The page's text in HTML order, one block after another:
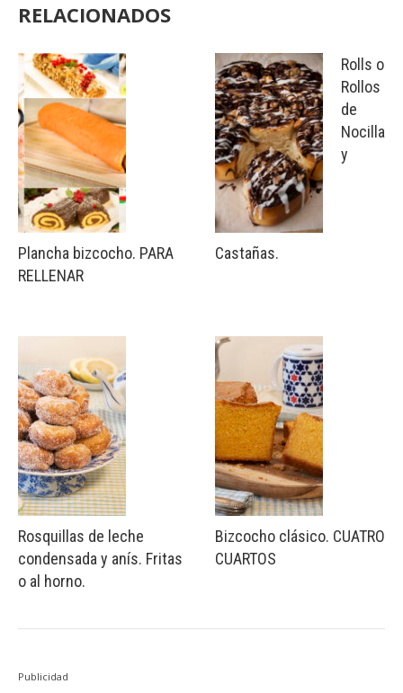
RELACIONADOS
Plancha bizcocho. PARA
RELLENAR
Rosquillas de leche
condensada y anís. Fritas
o al horno.
Rolls o
Rollos
de
Nocilla
y
Castañas.
Bizcocho clásico. CUATRO
CUARTOS
Publicidad